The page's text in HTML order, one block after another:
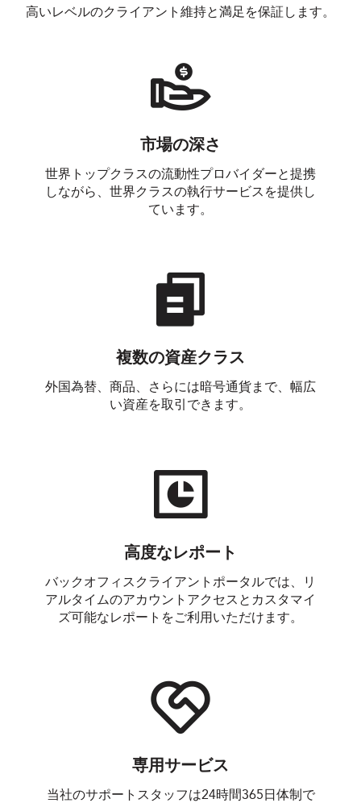
高いレベルのクライアント維持と満足を保証します。
市場の深さ
世界トップクラスの流動性プロバイダーと提携
しながら、世界クラスの執行サービスを提供し
ています。
複数の資産クラス
外国為替、商品、さらには暗号通貨まで、幅広
い資産を取引できます。
高度なレポート
バックオフィスクライアントポータルでは、リ
アルタイムのアカウントアクセスとカスタマイ
ズ可能なレポートをご利用いただけます。
専用サービス
当社のサポートスタッフは24時間365日体制で